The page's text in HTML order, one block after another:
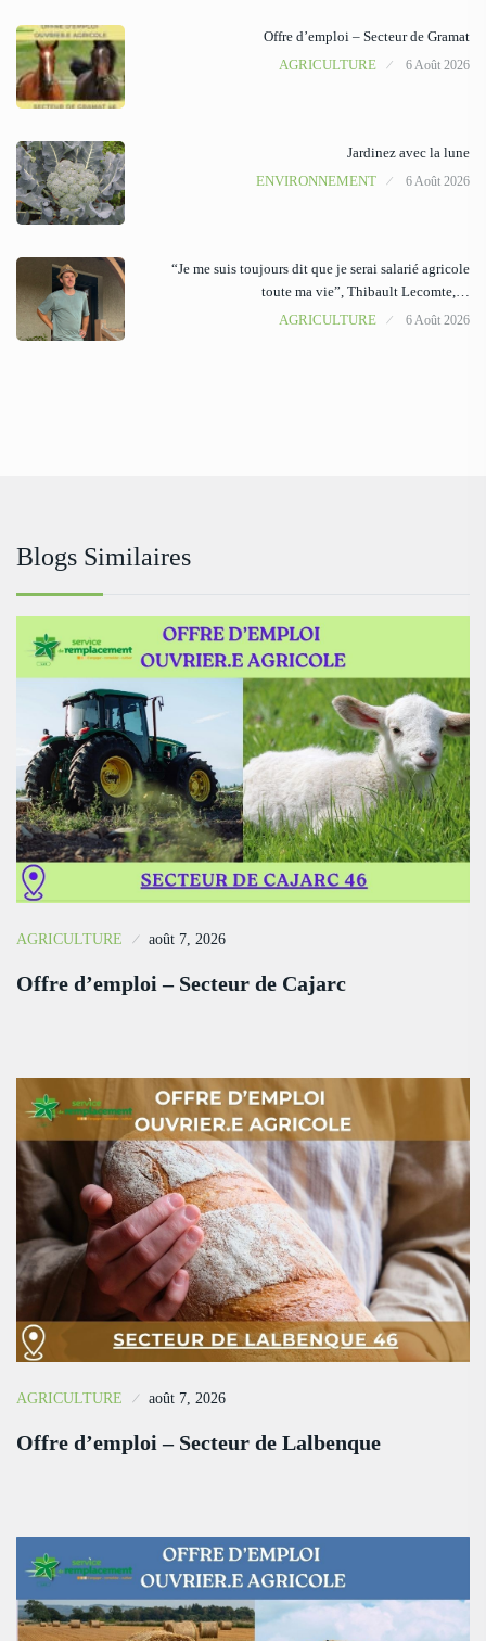
Offre d’emploi – Secteur de Gramat
AGRICULTURE
6 Août 2026
Jardinez avec la lune
ENVIRONNEMENT
6 Août 2026
“Je me suis toujours dit que je serai salarié agricole
toute ma vie”, Thibault Lecomte,…
AGRICULTURE
6 Août 2026
Blogs Similaires
AGRICULTURE août 7, 2026
Offre d’emploi – Secteur de Cajarc
AGRICULTURE août 7, 2026
Offre d’emploi – Secteur de Lalbenque